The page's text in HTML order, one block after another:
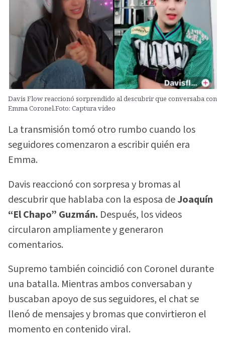
Davis Flow reaccionó sorprendido al descubrir que conversaba con
Emma Coronel.Foto: Captura video
La transmisión tomó otro rumbo cuando los
seguidores comenzaron a escribir quién era
Emma.
Davis reaccionó con sorpresa y bromas al
descubrir que hablaba con la esposa deJoaquín
“El Chapo” Guzmán. Después, los videos
circularon ampliamente y generaron
comentarios.
Supremo también coincidió con Coronel durante
una batalla. Mientras ambos conversaban y
buscaban apoyo de sus seguidores, el chat se
llenó de mensajes y bromas que convirtieron el
momento en contenido viral.